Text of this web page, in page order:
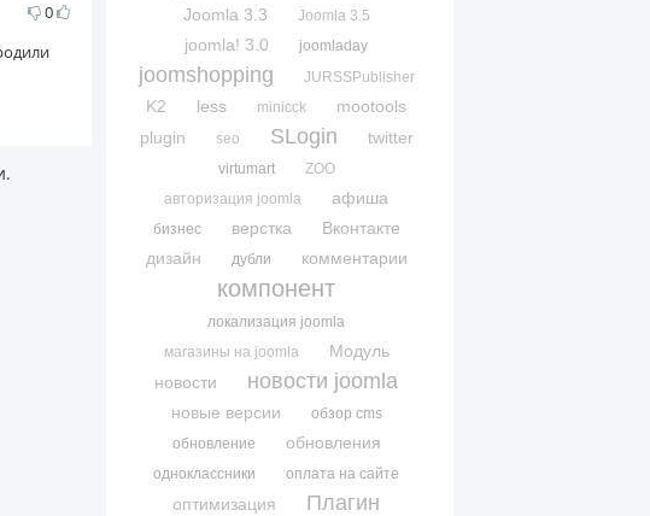
0
Joomla 3.3
Joomla 3.5
joomla! 3.0 joomladay
joomshopping JURSSPublisher
K2 less minicck
mootools
plugin
seo SLogin twitter
virtumart
ZOO
авторизация joomla
афиша
бизнес верстка
Вконтакте
дизайн
дубли комментарии
компонент
локализация joomla
магазины на joomla
Модуль
новости
новости joomla
новые версии
обзор cms
обновление
обновления
одноклассники оплата на сайте
оптимизация Плагин